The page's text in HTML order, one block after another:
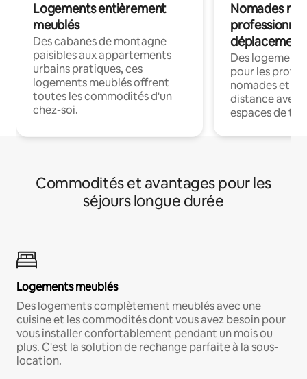
Logements entièrement
meublés
Des cabanes de montagne
paisibles aux appartements
urbains pratiques, ces
logements meublés offrent
toutes les commodités d'un
chez-soi.
Nomades
déplacement
Des
pour les
nomades et
distance avec
espaces de
Commodités et avantages pour les
séjours longue durée
Logements meublés
Des logements complètement meublés avec une
cuisine et les commodités dont vous avez besoin pour
vous installer confortablement pendant un mois ou
plus. C'est la solution de rechange parfaite à la sous-
location.